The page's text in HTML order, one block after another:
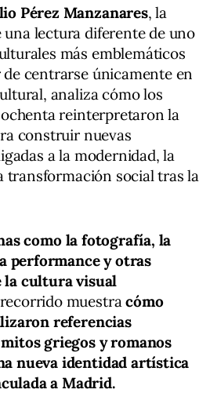
Pérez Manzanares, la
lectura diferente de uno
más emblemáticos
centrarse únicamente en
analiza cómo los
reinterpretaron la
construir nuevas
a la modernidad, la
transformación social tras la
como la fotografía, la
performance y otras
la cultura visual
muestracómo
referencias
griegos y romanos
nueva identidad artística
a Madrid.